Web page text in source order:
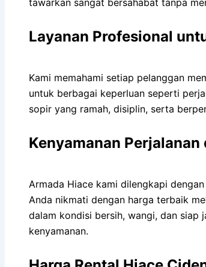
Layanan Profesional
Kami memahami setiap pelanggan
untuk berbagai keperluan seperti
sopir yang ramah, disiplin, serta
Kenyamanan
Armada Hiace kami dilengkapi
Anda nikmati dengan harga terbaik
dalam kondisi bersih, wangi, dan siap
kenyamanan.